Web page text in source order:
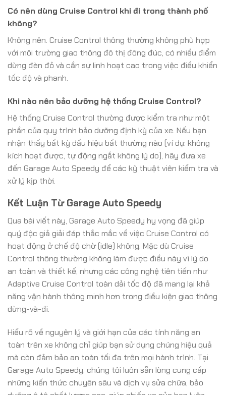
Có nên dùng Cruise Control khi đi trong thành phố
không?
Không nên. Cruise Control thông thường không phù hợp
với môi trường giao thông đô thị đông đúc, có nhiều điểm
dừng đèn đỏ và cần sự linh hoạt cao trong việc điều khiển
tốc độ và phanh.
Khi nào nên bảo dưỡng hệ thống Cruise Control?
Hệ thống Cruise Control thường được kiểm tra như một
phần của quy trình bảo dưỡng định kỳ của xe. Nếu bạn
nhận thấy bất kỳ dấu hiệu bất thường nào (ví dụ: không
kích hoạt được, tự động ngắt không lý do), hãy đưa xe
đến Garage Auto Speedy để các kỹ thuật viên kiểm tra và
xử lý kịp thời.
Kết Luận Từ Garage Auto Speedy
Qua bài viết này, Garage Auto Speedy hy vọng đã giúp
quý độc giả giải đáp thắc mắc về việc Cruise Control có
hoạt động ở chế độ chờ (idle) không. Mặc dù Cruise
Control thông thường không làm được điều này vì lý do
an toàn và thiết kế, nhưng các công nghệ tiên tiến như
Adaptive Cruise Control toàn dải tốc độ đã mang lại khả
năng vận hành thông minh hơn trong điều kiện giao thông
dừng-và-đi.
Hiểu rõ về nguyên lý và giới hạn của các tính năng an
toàn trên xe không chỉ giúp bạn sử dụng chúng hiệu quả
mà còn đảm bảo an toàn tối đa trên mọi hành trình. Tại
Garage Auto Speedy, chúng tôi luôn sẵn lòng cung cấp
những kiến thức chuyên sâu và dịch vụ sửa chữa, bảo